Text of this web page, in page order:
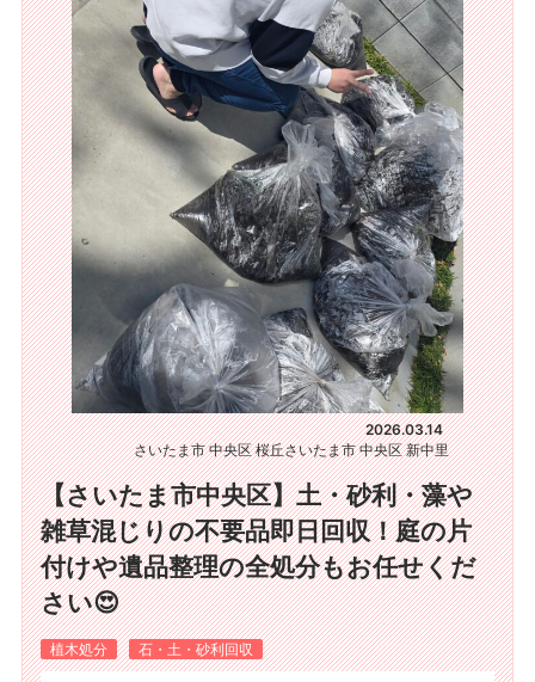
2026.03.14
さいたま市 中央区 桜丘さいたま市 中央区 新中里
【さいたま市中央区】土・砂利・藻や
雑草混じりの不要品即日回収！庭の片
付けや遺品整理の全処分もお任せくだ
さい😍
植木処分 石・土・砂利回収